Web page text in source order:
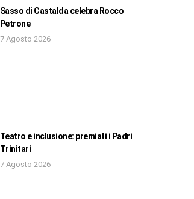
Sasso di Castalda celebra Rocco
Petrone
7 Agosto 2026
Teatro e inclusione: premiati i Padri
Trinitari
7 Agosto 2026